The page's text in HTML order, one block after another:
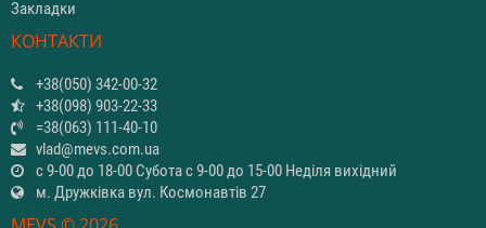
Закладки
КОНТАКТИ
+38(050) 342-00-32
+38(098) 903-22-33
=38(063) 111-40-10
vlad@mevs.com.ua
с 9-00 до 18-00 Субота с 9-00 до 15-00 Неділя вихідний
м. Дружківка вул. Космонавтів 27